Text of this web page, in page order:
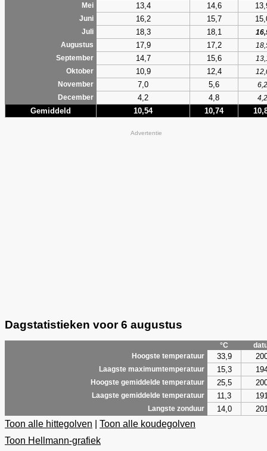
Mei 13,4 14,6
Juni 16,2 15,7
Juli 18,3 18,1
Augustus
17,9 17,2
September
14,7 15,6
Oktober
10,9 12,4
November
7,0 5,6
6,2
December
4,2 4,8 4,2
Gemiddeld 10,54 10,74
Advertentie
Dagstatistieken voor 6 augustus
°C
Hoogste temperatuur
33,9
Laagste maximumtemperatuur 15,3
Hoogste gemiddelde temperatuur 25,5
Laagste gemiddelde temperatuur 11,3
Langste zonduur 14,0
Toon alle hittegolven
Toon alle koudegolven
Toon Hellmann-grafiek